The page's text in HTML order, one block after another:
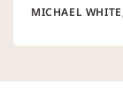
MICHAEL